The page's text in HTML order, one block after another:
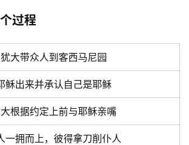
过程
犹大带众人到客西马尼园
稣出来并承认自己是耶稣
根据约定上前与耶稣亲嘴
一拥而上，彼得拿刀削仆人